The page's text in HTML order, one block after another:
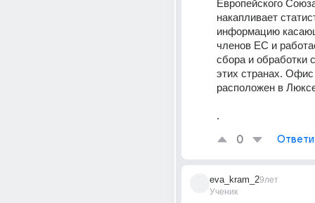
Европейского
накапливает
информацию
членов ЕС и
сбора и обработки
этих странах.
расположен в
.
0
eva_kram_2
Ученик
9лет